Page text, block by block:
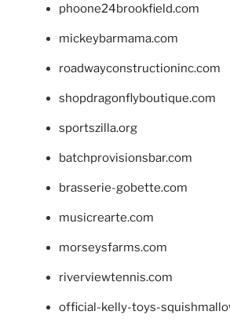
phoone24brookfield.com
mickeybarmama.com
roadwayconstructioninc.com
shopdragonflyboutique.com
sportszilla.org
batchprovisionsbar.com
brasserie-gobette.com
musicrearte.com
morseysfarms.com
riverviewtennis.com
official-kelly-toys-